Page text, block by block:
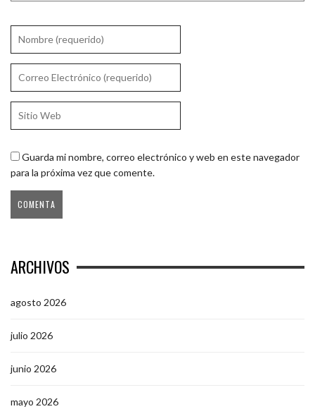
Guarda mi nombre, correo electrónico y web en este navegador
para la próxima vez que comente.
ARCHIVOS
agosto 2026
julio 2026
junio 2026
mayo 2026